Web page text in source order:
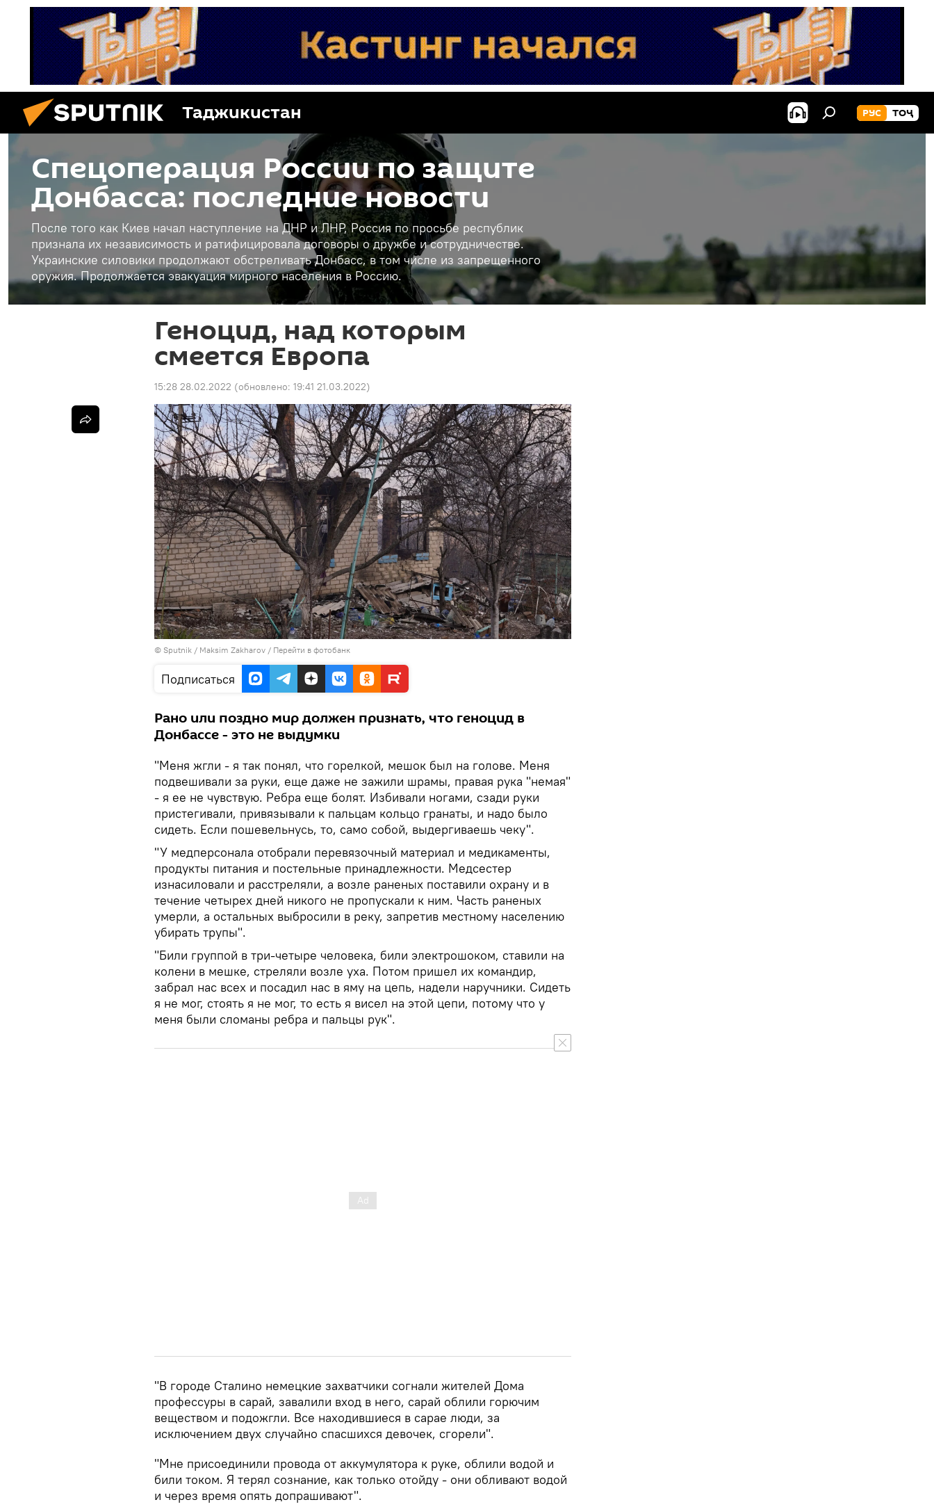
Таджикистан РУС ТОҶ
Спецоперация России по защите
Донбасса: последние новости
После того как Киев начал наступление на ДНР и ЛНР, Россия по просьбе республик
признала их независимость и ратифицировала договоры о дружбе и сотрудничестве.
Украинские силовики продолжают обстреливать Донбасс, в том числе из запрещенного
оружия. Продолжается эвакуация мирного населения в Россию.
Геноцид, над которым
смеется Европа
15:28 28.02.2022 (обновлено: 19:41 21.03.2022)
© Sputnik / Maksim Zakharov / Перейти в фотобанк
Подписаться
Рано или поздно мир должен признать, что геноцид в
Донбассе - это не выдумки
"Меня жгли - я так понял, что горелкой, мешок был на голове. Меня
подвешивали за руки, еще даже не зажили шрамы, правая рука "немая"
- я ее не чувствую. Ребра еще болят. Избивали ногами, сзади руки
пристегивали, привязывали к пальцам кольцо гранаты, и надо было
сидеть. Если пошевельнусь, то, само собой, выдергиваешь чеку".
"У медперсонала отобрали перевязочный материал и медикаменты,
продукты питания и постельные принадлежности. Медсестер
изнасиловали и расстреляли, а возле раненых поставили охрану и в
течение четырех дней никого не пропускали к ним. Часть раненых
умерли, а остальных выбросили в реку, запретив местному населению
убирать трупы".
"Били группой в три-четыре человека, били электрошоком, ставили на
колени в мешке, стреляли возле уха. Потом пришел их командир,
забрал нас всех и посадил нас в яму на цепь, надели наручники. Сидеть
я не мог, стоять я не мог, то есть я висел на этой цепи, потому что у
меня были сломаны ребра и пальцы рук".
"В городе Сталино немецкие захватчики согнали жителей Дома
профессуры в сарай, завалили вход в него, сарай облили горючим
веществом и подожгли. Все находившиеся в сарае люди, за
исключением двух случайно спасшихся девочек, сгорели".
"Мне присоединили провода от аккумулятора к руке, облили водой и
били током. Я терял сознание, как только отойду - они обливают водой
и через время опять допрашивают".